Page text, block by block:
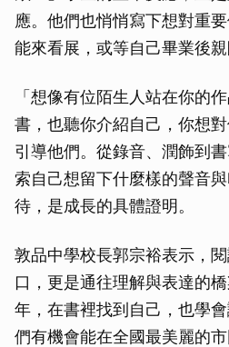
應。他們也悄悄寫下想對重
能來看展，或等自己畢業後親
「想像有位陌生人站在你的
書，也聽你介紹自己，你想
引導他們。從錄音、潤飾到
索自己想留下什麼樣的聲音
待，是成長的具體證明。
敦品中學校長郭宗裕表示，
口，更是通往理解與表達的
年，在書裡找到自己，也學
們有機會能在全國最美麗的